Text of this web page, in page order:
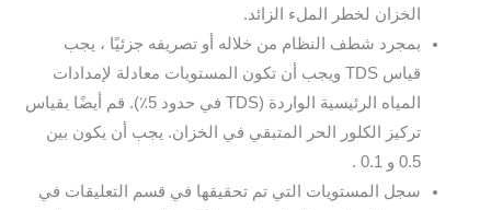
الخزان لخطر الملء الزائد.
بمجرد شطف النظام من خلاله أو تصريفه جزئيًا ، يجب
قياس TDS ويجب أن تكون المستويات معادلة لإمدادات
المياه الرئيسية الواردة (TDS في حدود 5٪). قم أيضًا بقياس
تركيز الكلور الحر المتبقي في الخزان. يجب أن يكون بين
0.5 و 0.1 .
سجل المستويات التي تم تحقيقها في قسم التعليقات في